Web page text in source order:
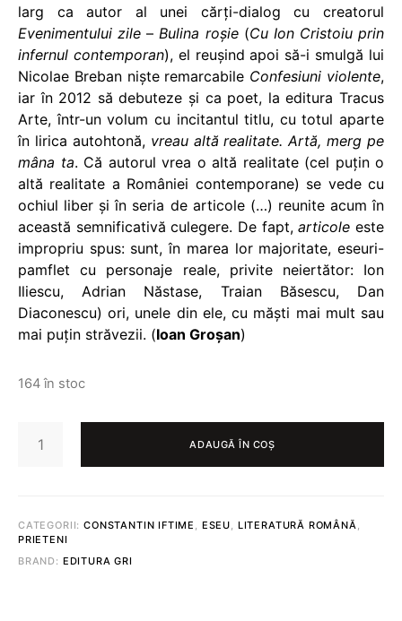
larg ca autor al unei cărți-dialog cu creatorul
Evenimentului zile –Bulina roșie(Cu Ion Cristoiu prin
infernul contemporan), el reușind apoi să-i smulgă lui
Nicolae Breban niște remarcabile Confesiuni violente,
iar în 2012 să debuteze și ca poet, la editura Tracus
Arte, într-un volum cu incitantul titlu, cu totul aparte
în lirica autohtonă, vreau altă realitate. Artă, merg pe
mâna ta. Că autorul vrea o altă realitate (cel puțin o
altă realitate a României contemporane) se vede cu
ochiul liber și în seria de articole (…) reunite acum în
această semnificativă culegere. De fapt,articole este
impropriu spus: sunt, în marea lor majoritate, eseuri-
pamflet cu personaje reale, privite neiertător: Ion
Iliescu, Adrian Năstase, Traian Băsescu, Dan
Diaconescu) ori, unele din ele, cu măști mai mult sau
mai puțin străvezii. (Ioan Groșan)
164 în stoc
ESEUL
ADAUGĂ ÎN COȘ
CATEGORII:CONSTANTIN IFTIME , ESEU, LITERATURĂ ROMÂNĂ,
PRIETENI
BRAND: EDITURA GRI